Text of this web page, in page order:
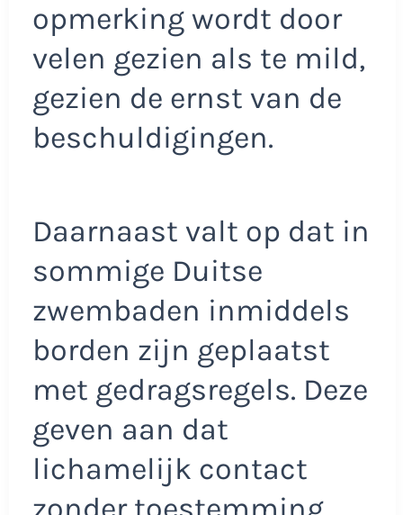
opmerking wordt door
velen gezien als te mild,
gezien de ernst van de
beschuldigingen.
Daarnaast valt op dat in
sommige Duitse
zwembaden inmiddels
borden zijn geplaatst
met gedragsregels. Deze
geven aan dat
lichamelijk contact